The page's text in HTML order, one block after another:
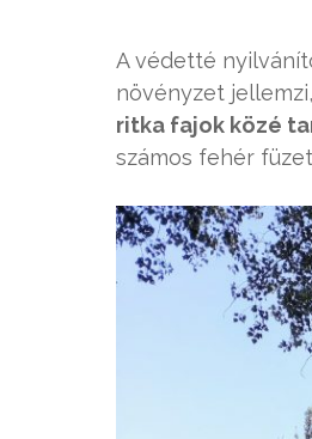
A védetté
növényzet
ritka fajok közé
számos fehér